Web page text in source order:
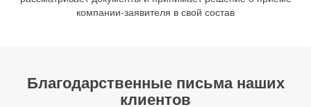
компании-заявителя в свой состав
Благодарственные письма наших
клиентов